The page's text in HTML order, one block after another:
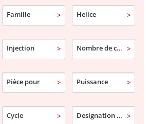
Famille Helice
Injection Nombre de cylindre
Pièce pour Puissance
Cycle Designation commerciale